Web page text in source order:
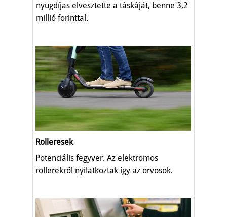
nyugdíjas elvesztette a táskáját, benne 3,2
millió forinttal.
Rolleresek
Potenciális fegyver. Az elektromos
rollerekről nyilatkoztak így az orvosok.